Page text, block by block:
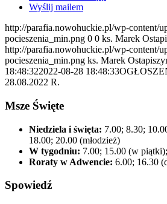
Wyślij mailem
http://parafia.nowohuckie.pl/wp-content/
pocieszenia_min.png 0 0 ks. Marek
http://parafia.nowohuckie.pl/wp-content/
pocieszenia_min.png ks. Marek
18:48:322022-08-28 18:48:33
28.08.2022 R.
Msze Święte
Niedziela i święta: 7.00; 8.30;
18.00; 20.00 (młodzież)
W tygodniu: 7.00; 15.00 (w
Roraty w Adwencie: 6.00; 16.30
Spowiedź